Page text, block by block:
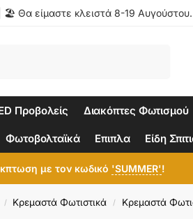
Θα είμαστε κλειστά 8-19 Αυγούστου.
Προβολείς Διακόπτες Φωτισμού
Φωτοβολταϊκά Επιπλα Είδη
με τον κωδικό 'SUMMER'!
/ Κρεμαστά Φωτιστικά / Κρεμαστά